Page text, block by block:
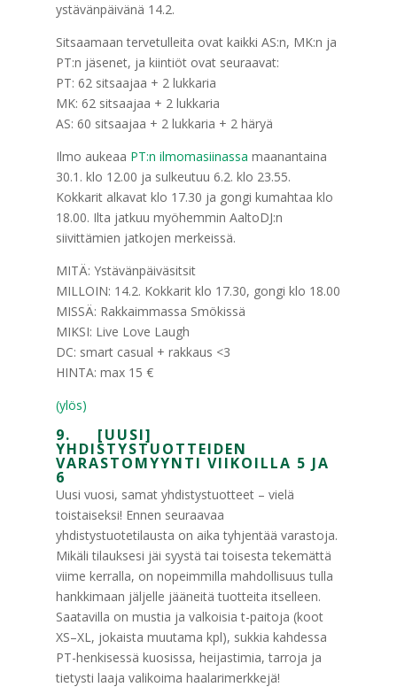
ystävänpäivänä 14.2.
Sitsaamaan tervetulleita ovat kaikki AS:n, MK:n ja
PT:n jäsenet, ja kiintiöt ovat seuraavat:
PT: 62 sitsaajaa + 2 lukkaria
MK: 62 sitsaajaa + 2 lukkaria
AS: 60 sitsaajaa + 2 lukkaria + 2 häryä
Ilmo aukeaa PT:n ilmomasiinassa maanantaina
30.1. klo 12.00 ja sulkeutuu 6.2. klo 23.55.
Kokkarit alkavat klo 17.30 ja gongi kumahtaa klo
18.00. Ilta jatkuu myöhemmin AaltoDJ:n
siivittämien jatkojen merkeissä.
MITÄ: Ystävänpäiväsitsit
MILLOIN: 14.2. Kokkarit klo 17.30, gongi klo 18.00
MISSÄ: Rakkaimmassa Smökissä
MIKSI: Live Love Laugh
DC: smart casual + rakkaus <3
HINTA: max 15 €
(ylös)
9. [UUSI]
YHDISTYSTUOTTEIDEN
VARASTOMYYNTI VIIKOILLA 5 JA
6
Uusi vuosi, samat yhdistystuotteet – vielä
toistaiseksi! Ennen seuraavaa
yhdistystuotetilausta on aika tyhjentää varastoja.
Mikäli tilauksesi jäi syystä tai toisesta tekemättä
viime kerralla, on nopeimmilla mahdollisuus tulla
hankkimaan jäljelle jääneitä tuotteita itselleen.
Saatavilla on mustia ja valkoisia t-paitoja (koot
XS–XL, jokaista muutama kpl), sukkia kahdessa
PT-henkisessä kuosissa, heijastimia, tarroja ja
tietysti laaja valikoima haalarimerkkejä!